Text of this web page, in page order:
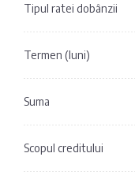
Tipul ratei dobânzii
Termen (luni)
Suma
Scopul creditului